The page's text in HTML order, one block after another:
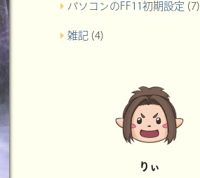
パソコンのFF11初期設定 (7)
雑記(4)
りぃ